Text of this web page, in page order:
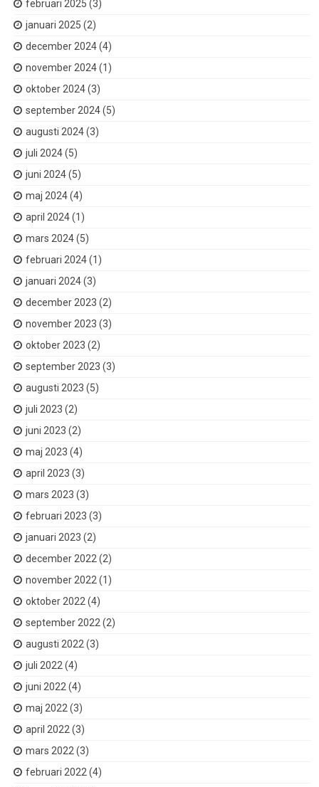
februari 2025 (3)
januari 2025 (2)
december 2024(4)
november 2024(1)
oktober 2024(3)
september 2024(5)
augusti 2024(3)
juli 2024(5)
juni 2024(5)
maj 2024(4)
april 2024(1)
mars 2024(5)
februari 2024(1)
januari 2024(3)
december 2023 (2)
november 2023 (3)
oktober 2023 (2)
september 2023 (3)
augusti 2023 (5)
juli 2023 (2)
juni 2023 (2)
maj 2023 (4)
april 2023 (3)
mars 2023 (3)
februari 2023 (3)
januari 2023 (2)
december 2022 (2)
november 2022 (1)
oktober 2022 (4)
september 2022 (2)
augusti 2022 (3)
juli 2022 (4)
juni 2022 (4)
maj 2022 (3)
april 2022 (3)
mars 2022 (3)
februari 2022 (4)